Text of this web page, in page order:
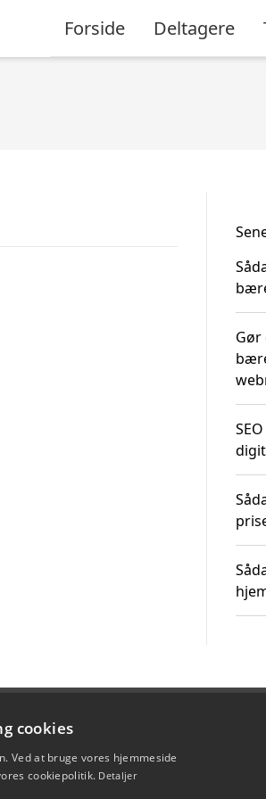
Forside Deltagere
Gør
cookies
Ved at bruge vores hjemmeside
cookiepolitik. Detaljer